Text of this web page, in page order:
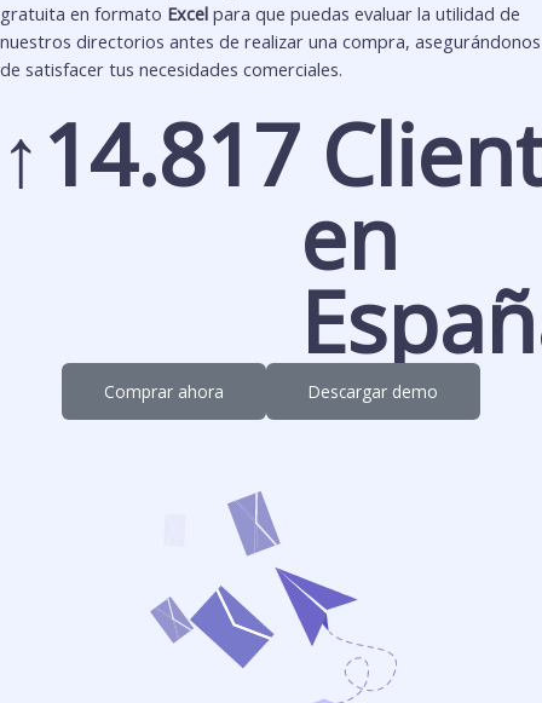
gratuita en formato Excel para que puedas evaluar la utilidad de
nuestros directorios antes de realizar una compra, asegurándonos
de satisfacer tus necesidades comerciales.
↑14.817
en
Comprar ahora Descargar demo